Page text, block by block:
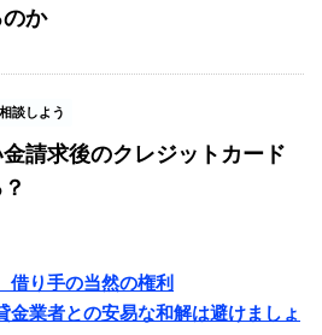
か
談しよう
請求後のクレジットカード
借り手の当然の権利
金業者との安易な和解は避けましょ